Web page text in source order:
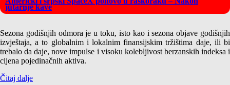
jutarnje kave
Sezona godišnjih odmora je u toku, isto kao i sezona objave godišnjih
izvještaja, a to globalnim i lokalnim finansijskim tržištima daje, ili bi
trebalo da daje, nove impulse i visoku kolebljivost berzanskih indeksa i
cijena pojedinačnih aktiva.
Čitaj dalje